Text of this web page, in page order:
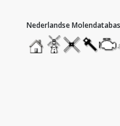
hoofdmenu
homemolendatabase